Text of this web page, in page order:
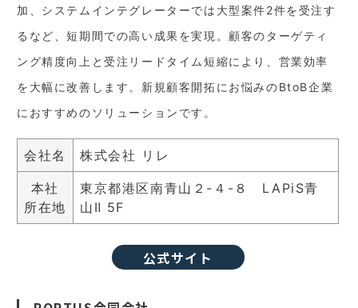
加、システムインテグレーターでは大型案件2件を受注す
るなど、短期間での高い成果を実現。顧客のターゲティ
ング精度向上と受注リードタイム短縮により、営業効率
を大幅に改善します。新規顧客開拓にお悩みのBtoB企業
におすすめのソリューションです。
会社名 株式会社 リレ
本社
所在地
東京都港区南青山２-４-８ LAPiS青
山Ⅱ 5F
公式サイト